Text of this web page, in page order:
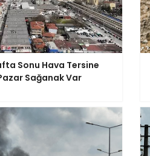
Sonu Hava Tersine
Sağanak Var